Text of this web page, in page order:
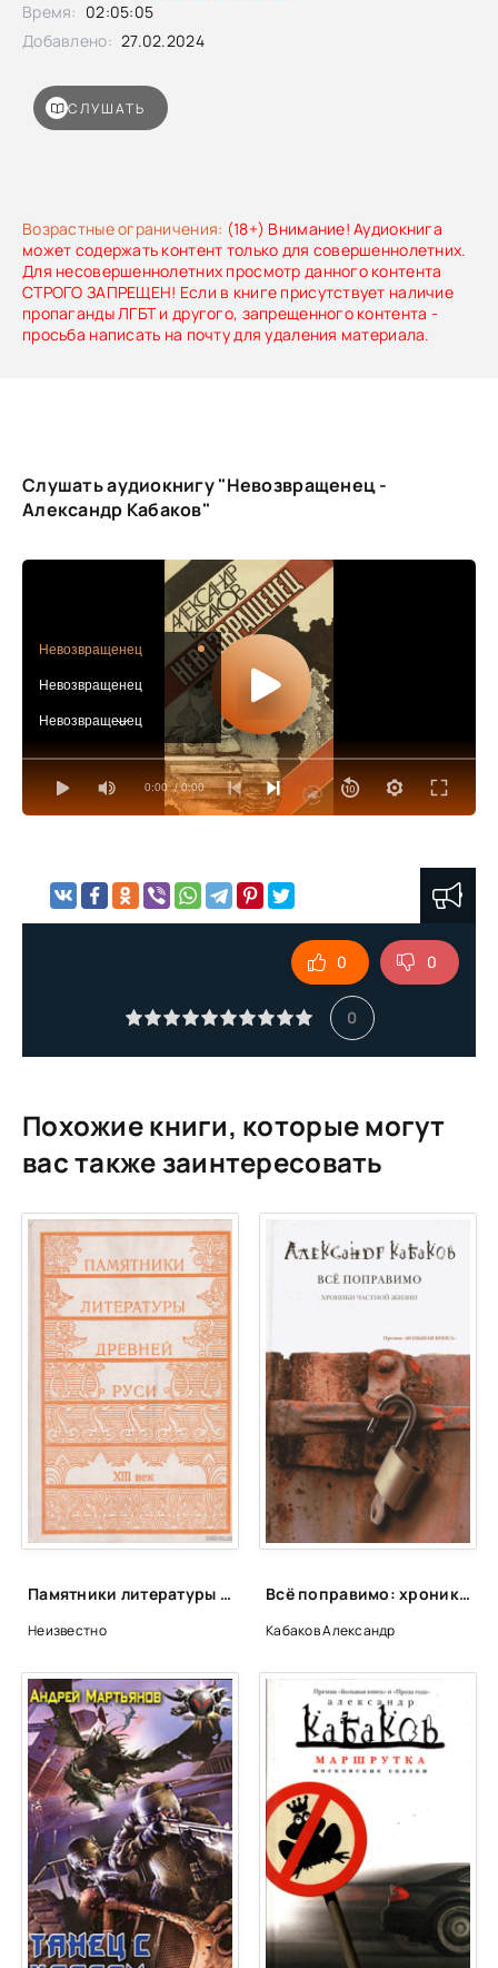
Возрастные ограничения: (18+) Внимание! Аудиокнига
может содержать контент только для совершеннолетних.
Для несовершеннолетних просмотр данного контента
СТРОГО ЗАПРЕЩЕН! Если в книге присутствует наличие
пропаганды ЛГБТ и другого, запрещенного контента -
просьба написать на почту для удаления материала.
СЛУШАТЬ
Время: 02:05:05
Добавлено: 27.02.2024
Слушать аудиокнигу "Невозвращенец -
Александр Кабаков"
0:00 / 0:00
Невозвращенец
Невозвращенец
Невозвращенец
Невозвращенец
Невозвращенец
0
0 0
Похожие книги, которые могут
вас также заинтересовать
Памятники литературы Древней Руси
Неизвестно
Всё поправимо: хроники частной жизни - Александр Кабаков
Кабаков Александр